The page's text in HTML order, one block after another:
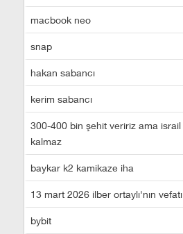
macbook neo
snap
hakan sabancı
kerim sabancı
300-400 bin şehit veririz ama israil
kalmaz
baykar k2 kamikaze iha
13 mart 2026 ilber ortaylı'nın vefatı
bybit